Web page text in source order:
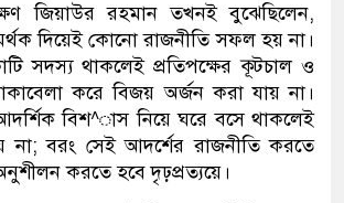
জিয়াউর রহমান তখনই বুঝেছিলেন,
দিয়েই কোনো রাজনীতি সফল হয় না।
সদস্য থাকলেই প্রতিপক্ষের কূটচাল ও
করে বিজয় অর্জন করা যায় না।
বিশ^াস নিয়ে ঘরে বসে থাকলেই
না; বরং সেই আদর্শের রাজনীতি করতে
করতে হবে দৃঢ়প্রত্যয়ে।